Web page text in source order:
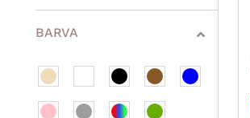
Rošty
Matrace
Komody, skříňky a vitríny
Bytové doplňky
Sedací soupravy a pohovky
Sestavy a stěny
Drobný nábytek
Spotřebiče
BARVA